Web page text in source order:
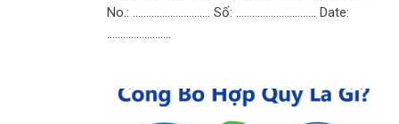
No.: ……………………….. Số: ………………………… Date: